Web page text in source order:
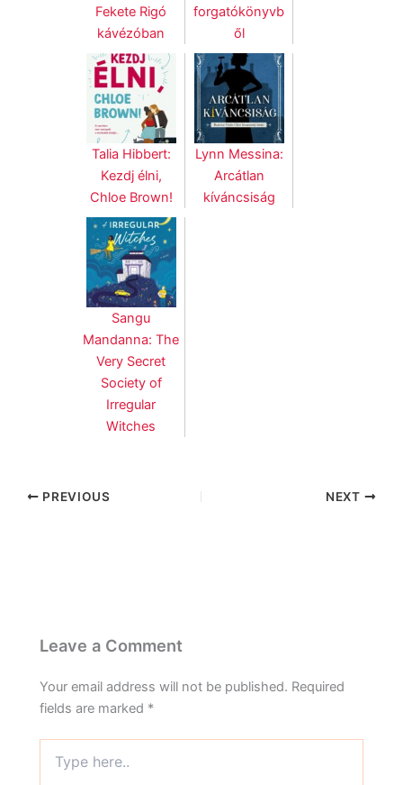
Fekete Rigó
kávézóban
forgatókönyvb
ől
Talia Hibbert:
Kezdj élni,
Chloe Brown!
Lynn Messina:
Arcátlan
kíváncsiság
Sangu
Mandanna: The
Very Secret
Society of
Irregular
Witches
PREVIOUS NEXT
Leave a Comment
Your email address will not be published. Required
fields are marked *
here..